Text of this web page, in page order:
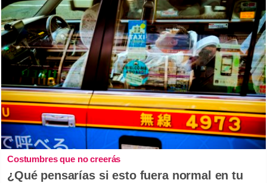
Costumbres que no creerás
¿Qué pensarías si esto fuera normal en tu